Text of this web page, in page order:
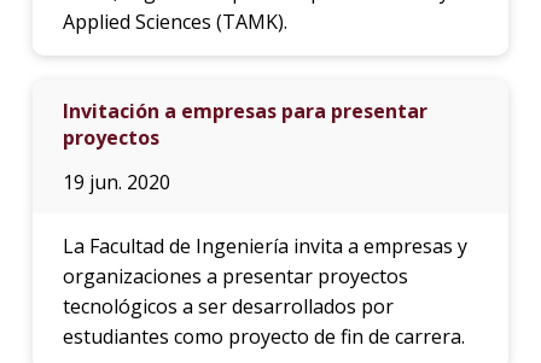
Applied Sciences (TAMK).
Invitación a empresas para presentar
proyectos
19 jun. 2020
La Facultad de Ingeniería invita a empresas y
organizaciones a presentar proyectos
tecnológicos a ser desarrollados por
estudiantes como proyecto de fin de carrera.